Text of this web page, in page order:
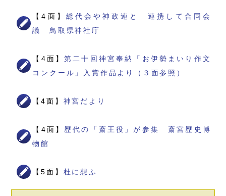
【4面】 総代会や神政連と 連携して合同会
議 鳥取県神社庁
【4面】第二十回神宮奉納「お伊勢まいり作文
コンクール」入賞作品より（３面参照）
【4面】 神宮だより
【4面】 歴代の「斎王役」が参集 斎宮歴史博
物館
【5面】 杜に想ふ